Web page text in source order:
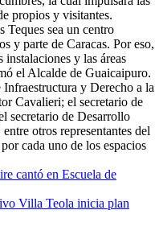
propios y visitantes.
Teques sea un centro
y parte de Caracas. Por eso,
y las áreas
el Alcalde de Guaicaipuro.
y Derecho a la
Cavalieri; el secretario de
secretario de Desarrollo
otros representantes del
cada uno de los espacios
cantó en Escuela de
Villa Teola inicia plan